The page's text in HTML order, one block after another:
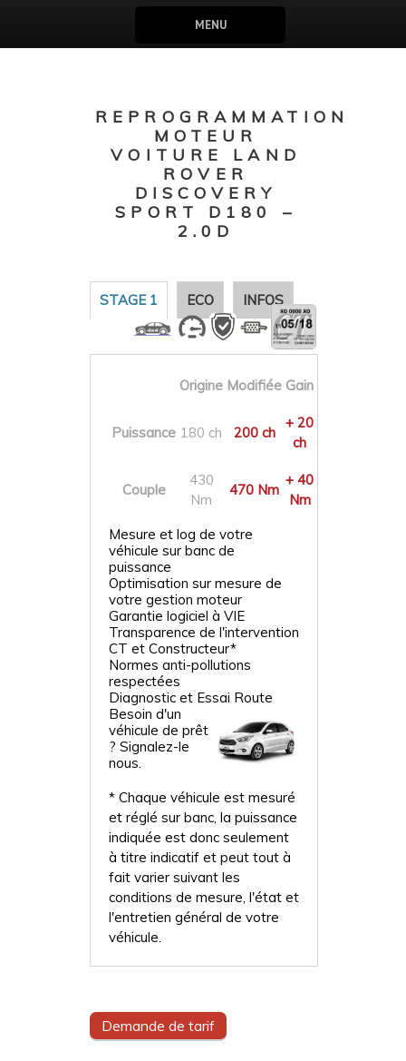
MENU
REPROGRAMMATION
MOTEUR
VOITURE LAND
ROVER
DISCOVERY
SPORT D180 –
2.0D
STAGE 1 ECO INFOS
Origine Modifiée Gain
Puissance 180 ch 200 ch
+ 20
ch
Couple
430
Nm
470 Nm
+ 40
Nm
Mesure et log de votre
véhicule sur banc de
puissance
Optimisation sur mesure de
votre gestion moteur
Garantie logiciel à VIE
Transparence de l'intervention
CT et Constructeur*
Normes anti-pollutions
respectées
Diagnostic et Essai Route
Besoin d'un
véhicule de prêt
? Signalez-le
nous.
* Chaque véhicule est mesuré
et réglé sur banc, la puissance
indiquée est donc seulement
à titre indicatif et peut tout à
fait varier suivant les
conditions de mesure, l'état et
l'entretien général de votre
véhicule.
Demande de tarif